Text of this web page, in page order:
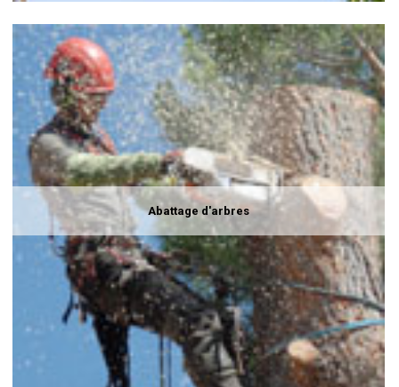
Abattage d'arbres